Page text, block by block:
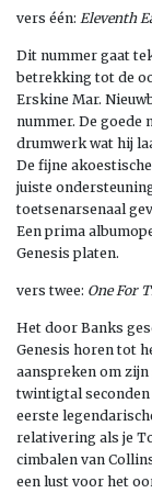
vers één: Eleventh
Dit nummer gaat
betrekking tot de
Erskine Mar.
nummer. De
drumwerk wat hij
De fijne
juiste
toetsenarsenaal
Een prima
Genesis platen.
vers twee: One For
Het door Banks
Genesis horen tot
aanspreken om
twintigtal seconden
eerste
relativering als je
cimbalen van
een lust voor het